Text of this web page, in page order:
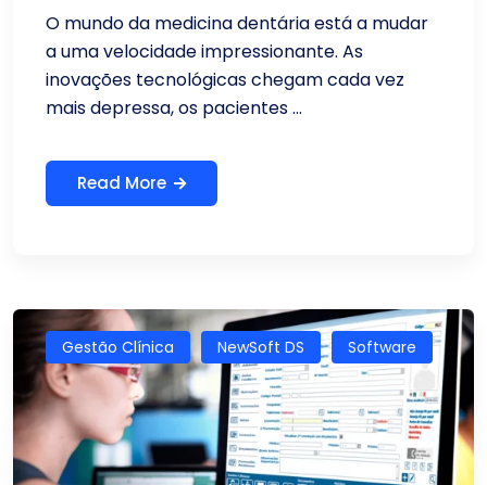
O mundo da medicina dentária está a mudar
a uma velocidade impressionante. As
inovações tecnológicas chegam cada vez
mais depressa, os pacientes ...
Read More
Gestão Clínica NewSoft DS Software